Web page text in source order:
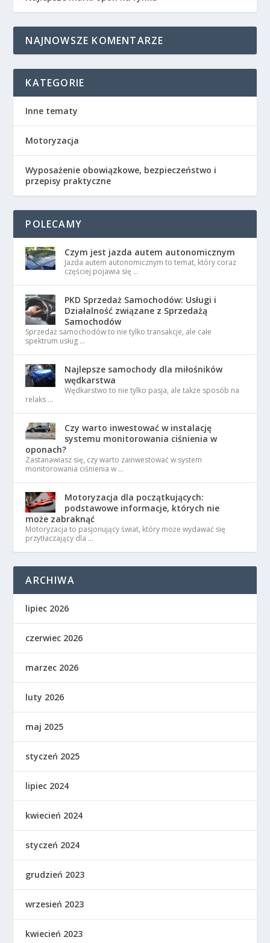
NAJNOWSZE KOMENTARZE
KATEGORIE
Inne tematy
Motoryzacja
Wyposażenie obowiązkowe, bezpieczeństwo i
przepisy praktyczne
POLECAMY
Czym jest jazda autem autonomicznym
Jazda autem autonomicznym to temat, który coraz
częściej pojawia się …
PKD Sprzedaż Samochodów: Usługi i
Działalność związane z Sprzedażą
Samochodów
Sprzedaż samochodów to nie tylko transakcje, ale całe
spektrum usług …
Najlepsze samochody dla miłośników
wędkarstwa
Wędkarstwo to nie tylko pasja, ale także sposób na
relaks …
Czy warto inwestować w instalację
systemu monitorowania ciśnienia w
oponach?
Zastanawiasz się, czy warto zainwestować w system
monitorowania ciśnienia w …
Motoryzacja dla początkujących:
podstawowe informacje, których nie
może zabraknąć
Motoryzacja to pasjonujący świat, który może wydawać się
przytłaczający dla …
ARCHIWA
lipiec 2026
czerwiec 2026
marzec 2026
luty 2026
maj 2025
styczeń 2025
lipiec 2024
kwiecień 2024
styczeń 2024
grudzień 2023
wrzesień 2023
kwiecień 2023